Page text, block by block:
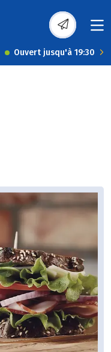
Ouvert jusqu'à 19:30